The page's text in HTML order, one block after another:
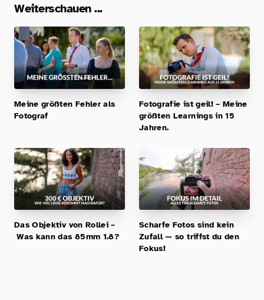
Weiterschauen ...
Meine größten Fehler als
Fotograf
Fotografie ist geil! – Meine
größten Learnings in 15
Jahren.
Das Objektiv von Rollei –
Was kann das 85mm 1.8?
Scharfe Fotos sind kein
Zufall — so triffst du den
Fokus!